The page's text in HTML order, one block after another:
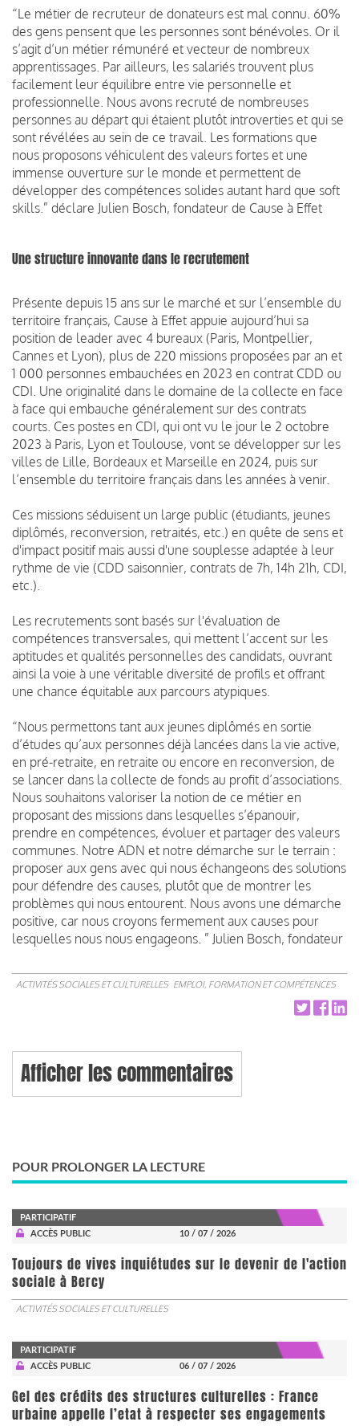
“Le métier de recruteur de donateurs est mal connu. 60%
des gens pensent que les personnes sont bénévoles. Or il
s’agit d’un métier rémunéré et vecteur de nombreux
apprentissages. Par ailleurs, les salariés trouvent plus
facilement leur équilibre entre vie personnelle et
professionnelle. Nous avons recruté de nombreuses
personnes au départ qui étaient plutôt introverties et qui se
sont révélées au sein de ce travail. Les formations que
nous proposons véhiculent des valeurs fortes et une
immense ouverture sur le monde et permettent de
développer des compétences solides autant hard que soft
skills.” déclare Julien Bosch, fondateur de Cause à Effet
Une structure innovante dans le recrutement
Présente depuis 15 ans sur le marché et sur l’ensemble du
territoire français, Cause à Effet appuie aujourd’hui sa
position de leader avec 4 bureaux (Paris, Montpellier,
Cannes et Lyon), plus de 220 missions proposées par an et
1 000 personnes embauchées en 2023 en contrat CDD ou
CDI. Une originalité dans le domaine de la collecte en face
à face qui embauche généralement sur des contrats
courts. Ces postes en CDI, qui ont vu le jour le 2 octobre
2023 à Paris, Lyon et Toulouse, vont se développer sur les
villes de Lille, Bordeaux et Marseille en 2024, puis sur
l’ensemble du territoire français dans les années à venir.
Ces missions séduisent un large public (étudiants, jeunes
diplômés, reconversion, retraités, etc.) en quête de sens et
d'impact positif mais aussi d'une souplesse adaptée à leur
rythme de vie (CDD saisonnier, contrats de 7h, 14h 21h, CDI,
etc.).
Les recrutements sont basés sur l'évaluation de
compétences transversales, qui mettent l’accent sur les
aptitudes et qualités personnelles des candidats, ouvrant
ainsi la voie à une véritable diversité de profils et offrant
une chance équitable aux parcours atypiques.
“Nous permettons tant aux jeunes diplômés en sortie
d’études qu’aux personnes déjà lancées dans la vie active,
en pré-retraite, en retraite ou encore en reconversion, de
se lancer dans la collecte de fonds au profit d’associations.
Nous souhaitons valoriser la notion de ce métier en
proposant des missions dans lesquelles s’épanouir,
prendre en compétences, évoluer et partager des valeurs
communes. Notre ADN et notre démarche sur le terrain :
proposer aux gens avec qui nous échangeons des solutions
pour défendre des causes, plutôt que de montrer les
problèmes qui nous entourent. Nous avons une démarche
positive, car nous croyons fermement aux causes pour
lesquelles nous nous engageons. ” Julien Bosch, fondateur
ACTIVITÉS SOCIALES ET CULTURELLES EMPLOI, FORMATION ET COMPÉTENCES
Afficher les commentaires
POUR PROLONGER LA LECTURE
PARTICIPATIF
ACCÈS PUBLIC
10 / 07 / 2026
Toujours de vives inquiétudes sur le devenir de l'action
sociale à Bercy
ACTIVITÉS SOCIALES ET CULTURELLES
PARTICIPATIF
ACCÈS PUBLIC
06 / 07 / 2026
Gel des crédits des structures culturelles : France
urbaine appelle l’etat à respecter ses engagements